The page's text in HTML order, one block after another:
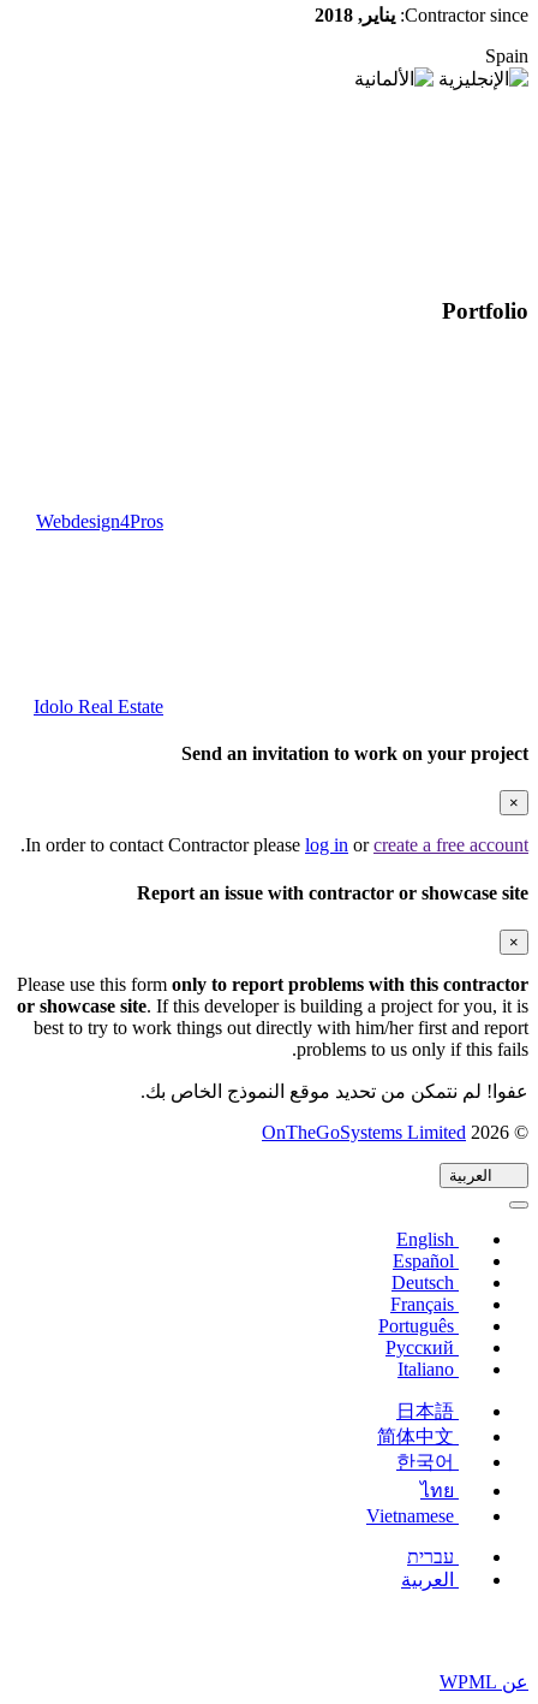
Contractor since: يناير, 2018
Spain
Portfolio
Webdesign4Pros
Idolo Real Estate
Send an invitation to work on your project
×
In order to contact Contractor please log in orcreate a free account
.
Report an issue with contractor or showcase site
×
Please use this form only to report problems with this contractor
or showcase site. If this developer is building a project for you, it is
best to try to work things out directly with him/her first and report
problems to us only if this fails.
عفوا! لم نتمكن من تحديد موقع النموذج الخاص بك.
© 2026
OnTheGoSystems Limited(يفتح
العربية
עברית
العربية
عن WPML